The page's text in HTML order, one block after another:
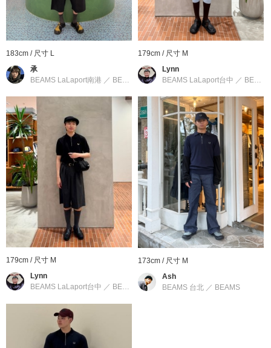
最高榮譽的「月桂樹」標誌繡於胸前的POLO衫。
1960年代，影響全世界的Mods文化誕生於當時世界流行文化最先
端的倫敦加拿比街(Carnaby Street)。 版型合身的FRED PERRY
也貼近了當時年輕人在夜店熱舞通宵的生活。 從此FRED PERRY
從一個運動品牌，轉變到與前衛流行話題形影不離的關係，也確立
到店詢問時請告知店員下方的商品編號
商品編號：11-05-0260-060
» 聯絡我們
商品詳細
性別 ： MEN
分類 ： 襯衫・罩衫＞Polo衫
尺寸
素材 ：
本體：棉100% 羅紋部分：棉92% 尼龍7% 彈性纖
維1%
183cm / 尺寸 L
承
BEAMS LaLaport南港 ／ BEAMS
179cm / 尺寸 M
Lynn
BEAMS LaLaport台中 ／ BEAMS
179cm / 尺寸 M
Lynn
BEAMS LaLaport台中 ／ BEAMS
173cm / 尺寸 M
Ash
BEAMS 台北 ／ BEAMS